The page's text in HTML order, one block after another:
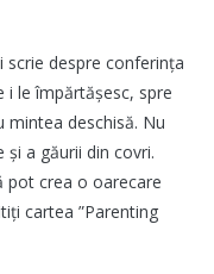
scrie despre conferința
i le împărtășesc, spre
deschisă. Nu
a găurii din covri.
pot crea o oarecare
cartea ”Parenting